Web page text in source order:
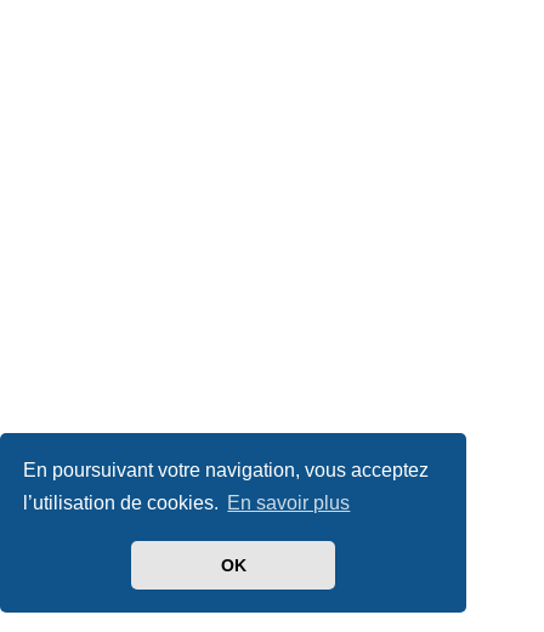
En poursuivant votre navigation, vous acceptez
l’utilisation de cookies. En savoir plus
OK